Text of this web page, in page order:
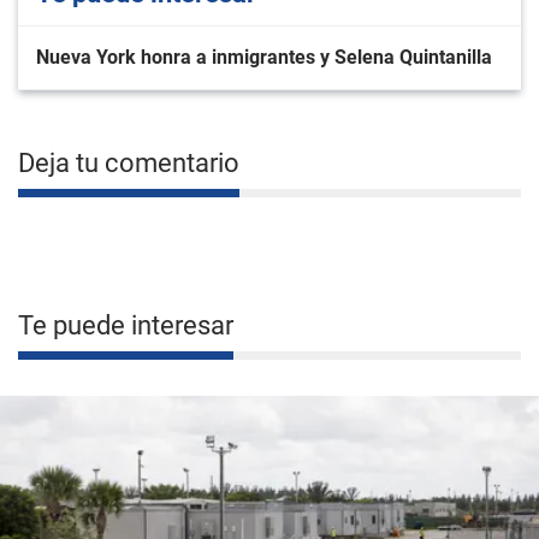
Nueva York honra a inmigrantes y Selena Quintanilla
Deja tu comentario
Te puede interesar